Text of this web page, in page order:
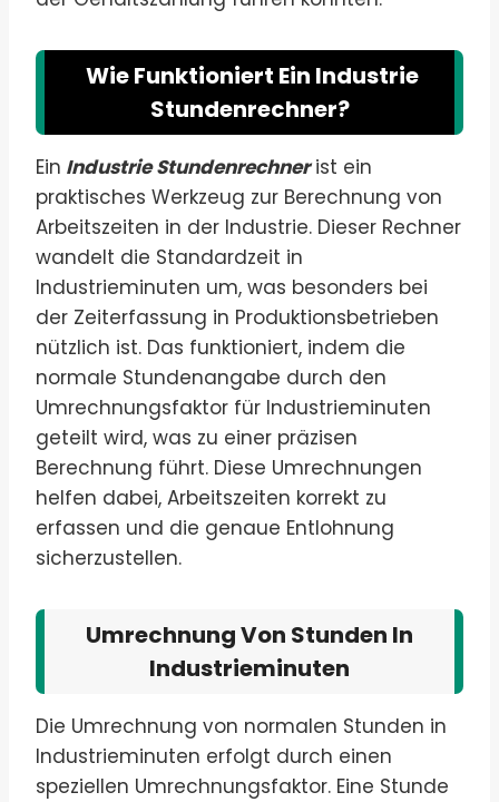
Wie Funktioniert Ein Industrie
Stundenrechner?
Ein Industrie Stundenrechnerist ein
praktisches Werkzeug zur Berechnung von
Arbeitszeiten in der Industrie. Dieser Rechner
wandelt die Standardzeit in
Industrieminuten um, was besonders bei
der Zeiterfassung in Produktionsbetrieben
nützlich ist. Das funktioniert, indem die
normale Stundenangabe durch den
Umrechnungsfaktor für Industrieminuten
geteilt wird, was zu einer präzisen
Berechnung führt. Diese Umrechnungen
helfen dabei, Arbeitszeiten korrekt zu
erfassen und die genaue Entlohnung
sicherzustellen.
Umrechnung Von Stunden In
Industrieminuten
Die Umrechnung von normalen Stunden in
Industrieminuten erfolgt durch einen
speziellen Umrechnungsfaktor. Eine Stunde